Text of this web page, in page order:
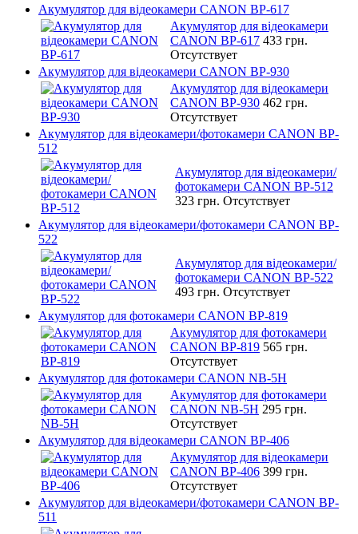
Акумулятор для відеокамери CANON BP-617
Акумулятор для відеокамери
CANON BP-617 433 грн.
Отсутствует
Акумулятор для відеокамери CANON BP-930
Акумулятор для відеокамери
CANON BP-930 462 грн.
Отсутствует
Акумулятор для відеокамери/фотокамери CANON BP-
512
Акумулятор для відеокамери/
фотокамери CANON BP-512
323 грн. Отсутствует
Акумулятор для відеокамери/фотокамери CANON BP-
522
Акумулятор для відеокамери/
фотокамери CANON BP-522
493 грн. Отсутствует
Акумулятор для фотокамери CANON BP-819
Акумулятор для фотокамери
CANON BP-819 565 грн.
Отсутствует
Акумулятор для фотокамери CANON NB-5H
Акумулятор для фотокамери
CANON NB-5H 295 грн.
Отсутствует
Акумулятор для відеокамери CANON BP-406
Акумулятор для відеокамери
CANON BP-406 399 грн.
Отсутствует
Акумулятор для відеокамери/фотокамери CANON BP-
511